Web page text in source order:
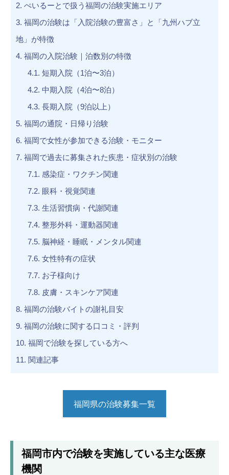
2. ぺいるーとで扱う福岡の治験実施エリア
3. 福岡の治験は「入院治験の豊富さ」と「九州ハブ立
地」が特徴
4. 福岡の入院治験｜泊数別の特徴
4.1. 短期入院（1泊〜3泊）
4.2. 中期入院（4泊〜8泊）
4.3. 長期入院（9泊以上）
5. 福岡の通院・日帰り治験
6. 福岡で女性が参加できる治験・モニター
7. 福岡で過去に募集された疾患・症状別の治験
7.1. 感染症・ワクチン関連
7.2. 眼科・視覚関連
7.3. 生活習慣病・代謝関連
7.4. 整形外科・運動器関連
7.5. 脳神経・睡眠・メンタル関連
7.6. 女性特有の症状
7.7. お子様向け
7.8. 皮膚・スキンケア関連
8. 福岡の治験バイトの謝礼目安
9. 福岡の治験に関する口コミ・評判
10. 福岡で治験を探している方へ
11. 関連記事
福岡県の治験募集一覧
福岡市内で治験を実施している主な医療
機関